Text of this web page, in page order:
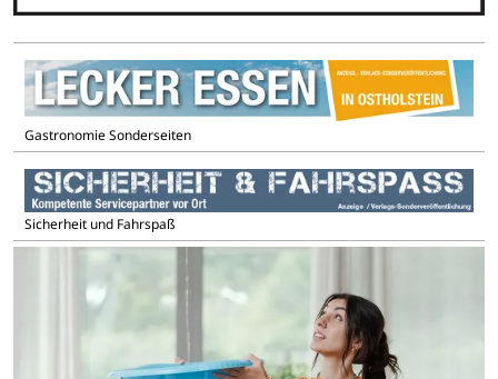
Gastronomie Sonderseiten
Sicherheit und Fahrspaß